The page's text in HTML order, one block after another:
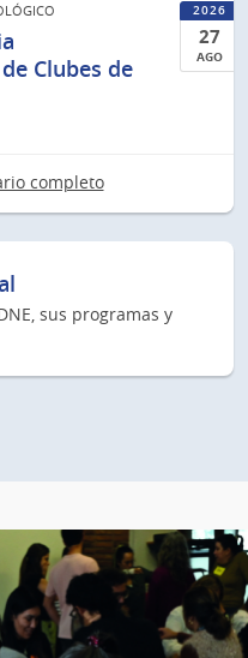
Clubes de
2026
27
AGO
completo
sus programas y